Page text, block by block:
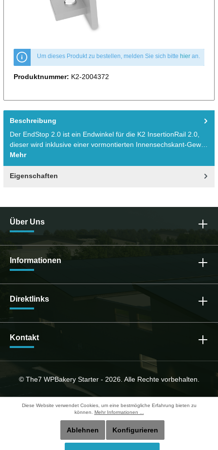
Um dieses Produkt zu bestellen, melden Sie sich bitte hieran.
Produktnummer: K2-2004372
Beschreibung
Der EndStop 2.0 ist ein Endwinkel für die K2 InsertionRail 2.0,
dieser wird inklusive einer vormontierten Innensechskant-Gew…
Mehr
Eigenschaften
Über Uns
Informationen
Direktlinks
Kontakt
© The7 WPBakery Starter - 2026. Alle Rechte vorbehalten.
Diese Website verwendet Cookies, um eine bestmögliche Erfahrung bieten zu
können. Mehr Informationen ...
Ablehnen Konfigurieren